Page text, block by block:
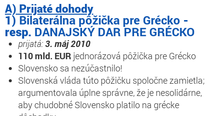
A) Prijaté dohody
1)Bilaterálna pôžička pre Grécko -
resp. DANAJSKÝ DAR PRE GRÉCKO
prijatá:3. máj 2010
110 mld. EUR jednorázová pôžička pre Grécko
Slovensko sa nezúčastnilo!
Slovenská vláda túto pôžičku spoločne zamietla;
argumentovala úplne správne, že je nesolidárne,
aby chudobné Slovensko platilo na grécke